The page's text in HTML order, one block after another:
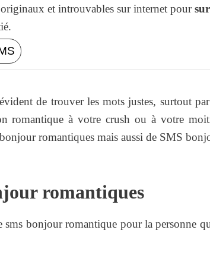
et introuvables sur internet pour
de trouver les mots justes, surtout
romantique à votre crush ou à votre
romantiques mais aussi de SMS
romantiques
sms bonjour romantique pour la personne